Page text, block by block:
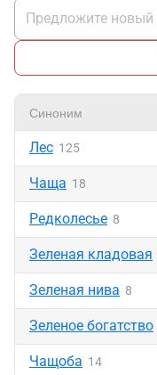
Синоним
Лес 125
Чаща 18
Редколесье 8
Зеленая кладовая
Зеленая нива 8
Зеленое богатство
Чащоба 14